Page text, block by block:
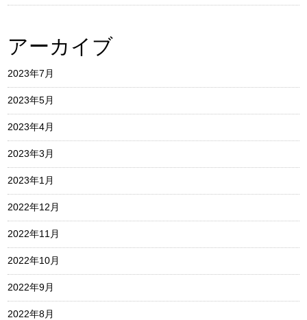
アーカイブ
2023年7月
2023年5月
2023年4月
2023年3月
2023年1月
2022年12月
2022年11月
2022年10月
2022年9月
2022年8月